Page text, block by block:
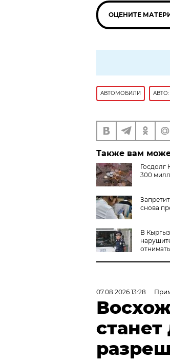
ОЦЕНИТЕ
АВТОМОБИЛИ АВТО:
Также вам
Госдолг
300
снова
В
07.08.2026 13:28